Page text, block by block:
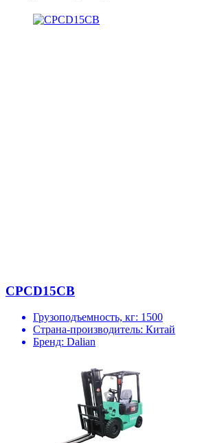
CPCD15CB
Грузоподъемность, кг: 1500
Страна-производитель: Китай
Бренд: Dalian